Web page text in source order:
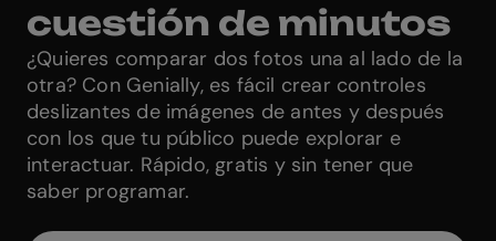
cuestión de minutos
¿Quieres comparar dos fotos una al lado de la
otra? Con Genially, es fácil crear controles
deslizantes de imágenes de antes y después
con los que tu público puede explorar e
interactuar. Rápido, gratis y sin tener que
saber programar.